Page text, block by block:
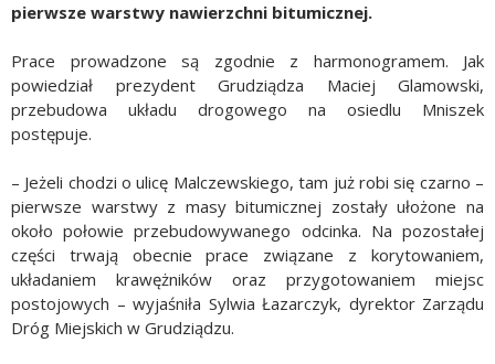
pierwsze warstwy nawierzchni bitumicznej.
Prace prowadzone są zgodnie z harmonogramem. Jak
powiedział prezydent Grudziądza Maciej Glamowski,
przebudowa układu drogowego na osiedlu Mniszek
postępuje.
– Jeżeli chodzi o ulicę Malczewskiego, tam już robi się czarno –
pierwsze warstwy z masy bitumicznej zostały ułożone na
około połowie przebudowywanego odcinka. Na pozostałej
części trwają obecnie prace związane z korytowaniem,
układaniem krawężników oraz przygotowaniem miejsc
postojowych – wyjaśniła Sylwia Łazarczyk, dyrektor Zarządu
Dróg Miejskich w Grudziądzu.